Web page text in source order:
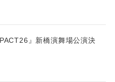
』新橋演舞場公演決